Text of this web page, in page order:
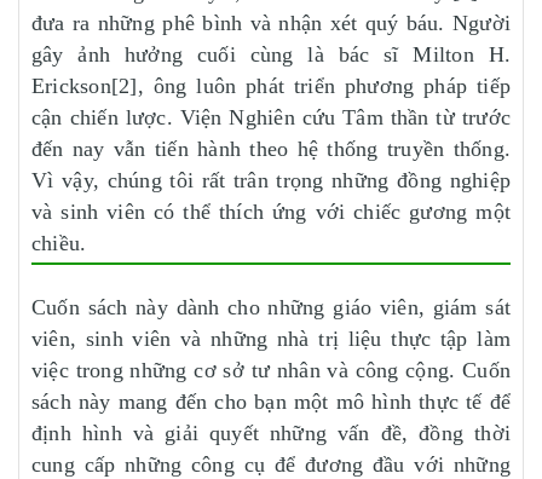
đưa ra những phê bình và nhận xét quý báu. Người
gây ảnh hưởng cuối cùng là bác sĩ Milton H.
Erickson[2], ông luôn phát triển phương pháp tiếp
cận chiến lược. Viện Nghiên cứu Tâm thần từ trước
đến nay vẫn tiến hành theo hệ thống truyền thống.
Vì vậy, chúng tôi rất trân trọng những đồng nghiệp
và sinh viên có thể thích ứng với chiếc gương một
chiều.
Cuốn sách này dành cho những giáo viên, giám sát
viên, sinh viên và những nhà trị liệu thực tập làm
việc trong những cơ sở tư nhân và công cộng. Cuốn
sách này mang đến cho bạn một mô hình thực tế để
định hình và giải quyết những vấn đề, đồng thời
cung cấp những công cụ để đương đầu với những